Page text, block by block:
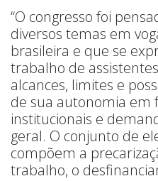
“O congresso foi
diversos temas em
brasileira e que se
trabalho de
alcances, limites e
de sua autonomia em
institucionais e
geral. O conjunto de
compõem a
trabalho, o